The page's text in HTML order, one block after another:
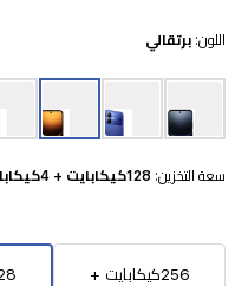
7.7
ملم
وبين
الموثوق
اللون: برتقالي
سعة التخزين: 128كيكابايت + 4كيكابايت
256كيكابايت +